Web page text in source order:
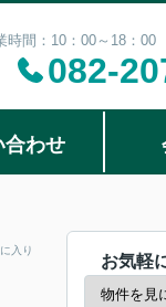
時間：10：00～18：
082-
合わせ
入り
お気軽